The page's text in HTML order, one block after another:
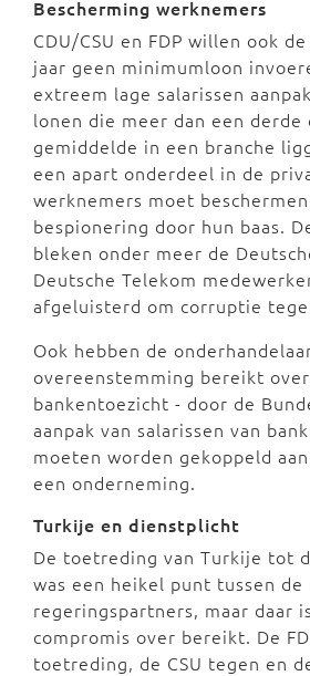
Bescherming werknemers
CDU/CSU en FDP willen ook
jaar geen minimumloon
extreem lage salarissen
lonen die meer dan een derde
gemiddelde in een branche
een apart onderdeel in de
werknemers moet
bespionering door hun baas.
bleken onder meer de
Deutsche Telekom
afgeluisterd om corruptie
Ook hebben de
overeenstemming bereikt
bankentoezicht - door de
aanpak van salarissen van
moeten worden gekoppeld
een onderneming.
Turkije en dienstplicht
De toetreding van Turkije tot
was een heikel punt tussen de
regeringspartners, maar daar
compromis over bereikt. De
toetreding, de CSU tegen en